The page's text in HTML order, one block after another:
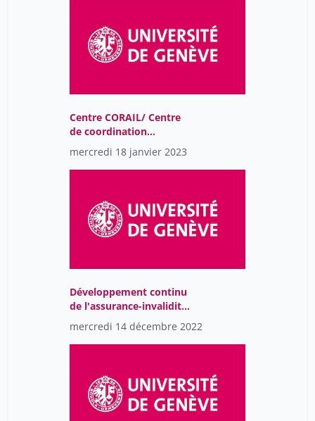
Centre CORAIL/ Centre
de coordination
interdisiplinaire et de
soins des maladies rares
et complexes de l'enfant
mercredi 18 janvier 2023
Développement continu
de l'assurance-invalidité
(7ème révision):
changements d'intérêt
pour les pédiatres
mercredi 14 décembre 2022